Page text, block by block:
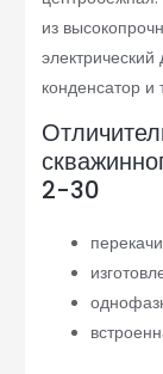
из
электрический
конденсатор и
2-30